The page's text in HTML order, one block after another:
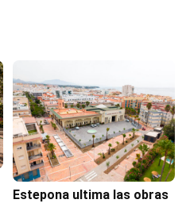
Estepona ultima las obras